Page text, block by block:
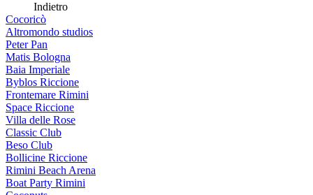
Indietro
Cocoricò
Altromondo studios
Peter Pan
Matis Bologna
Baia Imperiale
Byblos Riccione
Frontemare Rimini
Space Riccione
Villa delle Rose
Classic Club
Beso Club
Bollicine Riccione
Rimini Beach Arena
Boat Party Rimini